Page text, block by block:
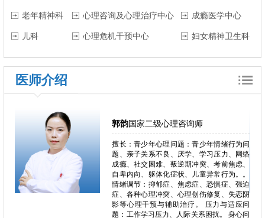
老年精神科 心理咨询及心理治疗中心 成瘾医学中心
儿科 心理危机干预中心 妇女精神卫生科
医师介绍
问
郭韵国家二级心理咨询师
擅长：青少年心理问题：青少年情绪行为问
题、亲子关系不良、厌学、学习压力、网络
成瘾、社交困难、叛逆期冲突、考前焦虑、
自卑内向、躯体化症状、儿童异常行为。。
情绪调节：抑郁症、焦虑症、恐惧症、强迫
症、各种心理冲突、心理创伤修复、失恋阴
影等心理干预与辅助治疗。 压力与适应问
题：工作学习压力、人际关系困扰。 身心问